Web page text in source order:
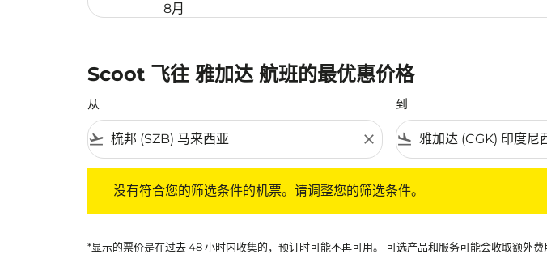
8月
Scoot 飞往 雅加达 航班的最优惠价格
从
flight_takeoff close
到
flight_land
没有符合您的筛选条件的机票。请调整您的筛选条件。
*显示的票价是在过去 48 小时内收集的，预订时可能不再可用。 可选产品和服务可能会收取额外费